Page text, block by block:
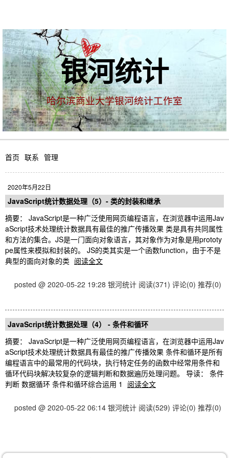
银河统计
哈尔滨商业大学银河统计工作室
首页 联系 管理
2020年5月22日
JavaScript统计数据处理（5）- 类的封装和继承
摘要： JavaScript是一种广泛使用网页编程语言，在浏览器中运用Jav
aScript技术处理统计数据具有最佳的推广传播效果 类是具有共同属性
和方法的集合。JS是一门面向对象语言，其对象作为对象是用prototy
pe属性来模拟和封装的。 JS的类其实是一个函数function，由于不是
典型的面向对象的类 阅读全文
posted @ 2020-05-22 19:28 银河统计 阅读(371) 评论(0) 推荐(0)
JavaScript统计数据处理（4） - 条件和循环
摘要： JavaScript是一种广泛使用网页编程语言，在浏览器中运用Jav
aScript技术处理统计数据具有最佳的推广传播效果 条件和循环是所有
编程语言中的最常用的代码块，执行特定任务的函数中经常用条件和
循环代码块解决较复杂的逻辑判断和数据遍历处理问题。 导读： 条件
判断 数据循环 条件和循环综合运用 1
阅读全文
posted @ 2020-05-22 06:14 银河统计 阅读(529) 评论(0) 推荐(0)